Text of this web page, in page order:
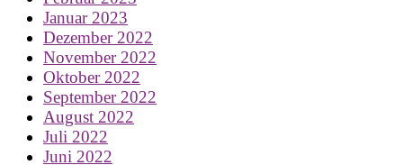
Januar 2023
Dezember 2022
November 2022
Oktober 2022
September 2022
August 2022
Juli 2022
Juni 2022